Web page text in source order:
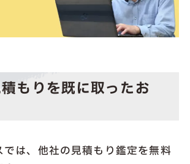
もりを既に取ったお
では、他社の見積もり鑑定を無料